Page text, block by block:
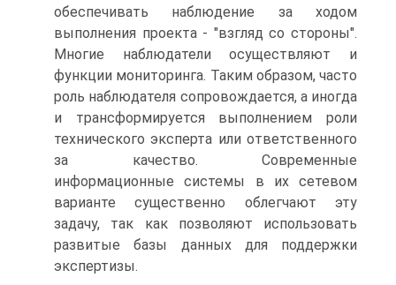
обеспечивать наблюдение за ходом
выполнения проекта - "взгляд со стороны".
Многие наблюдатели осуществляют и
функции мониторинга. Таким образом, часто
роль наблюдателя сопровождается, а иногда
и трансформируется выполнением роли
технического эксперта или ответственного
за качество. Современные
информационные системы в их сетевом
варианте существенно облегчают эту
задачу, так как позволяют использовать
развитые базы данных для поддержки
экспертизы.